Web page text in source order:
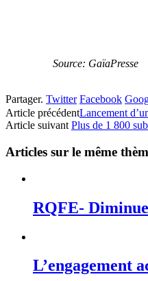
Source: GaïaPresse
Partager. Twitter Facebook
Article précédentLancement
Article suivant Plus de 1 800
Articles sur le même
RQFE-
L’engagement